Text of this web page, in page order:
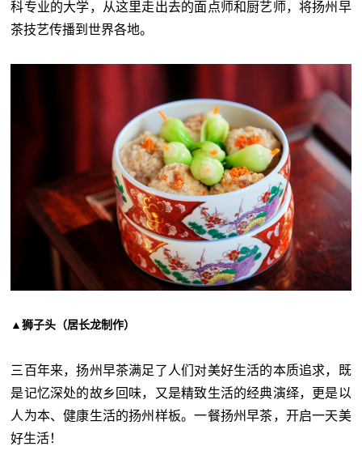
科专业的大学，从这里走出去的面点师和厨艺师，将扬州早
茶技艺传播到世界各地。
▲狮子头（居长龙制作）
三百年来，扬州早茶满足了人们对美好生活的本质追求，既
是记忆深处的故乡回味，又是精致生活的经典演绎，更是以
人为本、健康生活的扬州样板。一餐扬州早茶，开启一天美
好生活！